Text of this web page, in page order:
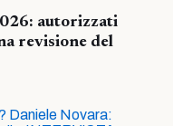
autorizzati
revisione del